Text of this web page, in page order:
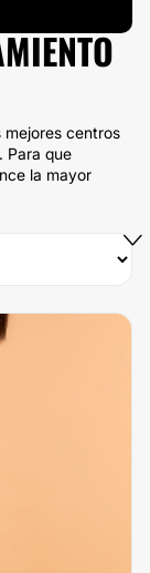
mejores centros
Para que
la mayor